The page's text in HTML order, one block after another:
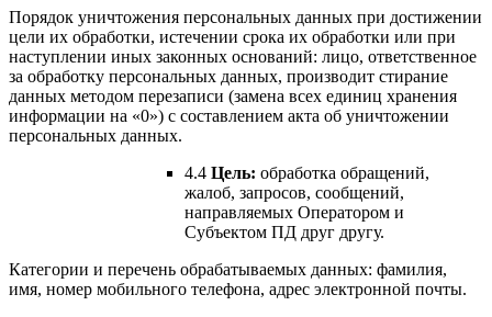
Порядок уничтожения персональных данных при достижении
цели их обработки, истечении срока их обработки или при
наступлении иных законных оснований: лицо, ответственное
за обработку персональных данных, производит стирание
данных методом перезаписи (замена всех единиц хранения
информации на «0») с составлением акта об уничтожении
персональных данных.
4.4 Цель: обработка обращений,
жалоб, запросов, сообщений,
направляемых Оператором и
Субъектом ПД друг другу.
Категории и перечень обрабатываемых данных: фамилия,
имя, номер мобильного телефона, адрес электронной почты.